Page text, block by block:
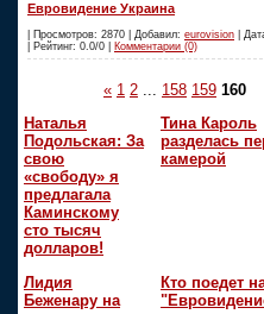
Евровидение Украина
| Просмотров: 2870 | Добавил: eurovision |
| Рейтинг: 0.0/0 | Комментарии (0)
« 1 2 ... 158 159 160
Наталья
Подольская: За
свою
«свободу» я
предлагала
Каминскому
сто тысяч
долларов!
Тина Кароль
разделась
камерой
Лидия
Беженару на
Кто поедет